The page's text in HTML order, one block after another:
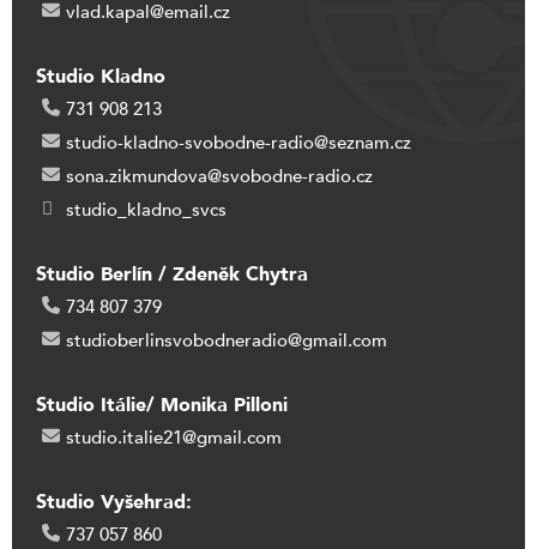
vlad.kapal@email.cz
Studio Kladno
731 908 213
studio-kladno-svobodne-radio@seznam.cz
sona.zikmundova@svobodne-radio.cz
studio_kladno_svcs
Studio Berlín / Zdeněk Chytra
734 807 379
studioberlinsvobodneradio@gmail.com
Studio Itálie/ Monika Pilloni
studio.italie21@gmail.com
Studio Vyšehrad:
737 057 860